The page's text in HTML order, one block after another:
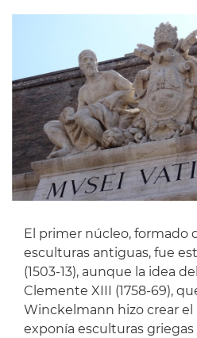
El primer núcleo, formado
esculturas antiguas, fue
(1503-13), aunque la idea
Clemente XIII (1758-69),
Winckelmann hizo crear el
exponía esculturas griegas